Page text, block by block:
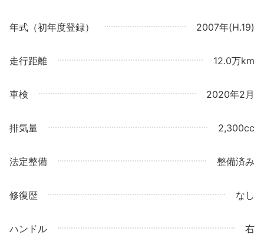
年式（初年度登録） 2007年(H.19)
走行距離 12.0万km
車検 2020年2月
排気量 2,300cc
法定整備 整備済み
修復歴 なし
ハンドル 右